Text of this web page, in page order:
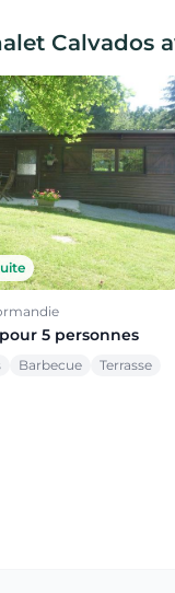
Calvados
5 personnes
Barbecue Terrasse